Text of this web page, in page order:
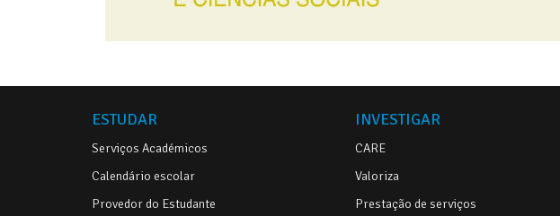
ESTUDAR
Serviços Académicos
Calendário escolar
Provedor do Estudante
INVESTIGAR
CARE
Valoriza
Prestação de serviços